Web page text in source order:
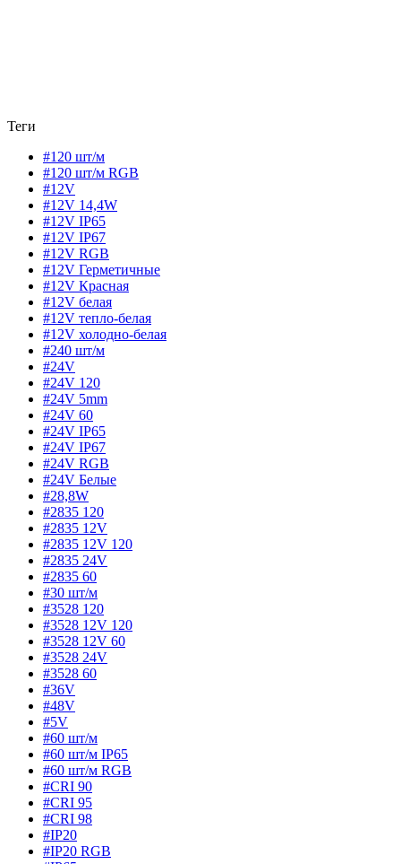
Теги
#120 шт/м
#120 шт/м RGB
#12V
#12V 14,4W
#12V IP65
#12V IP67
#12V RGB
#12V Герметичные
#12V Красная
#12V белая
#12V тепло-белая
#12V холодно-белая
#240 шт/м
#24V
#24V 120
#24V 5mm
#24V 60
#24V IP65
#24V IP67
#24V RGB
#24V Белые
#28,8W
#2835 120
#2835 12V
#2835 12V 120
#2835 24V
#2835 60
#30 шт/м
#3528 120
#3528 12V 120
#3528 12V 60
#3528 24V
#3528 60
#36V
#48V
#5V
#60 шт/м
#60 шт/м IP65
#60 шт/м RGB
#CRI 90
#CRI 95
#CRI 98
#IP20
#IP20 RGB